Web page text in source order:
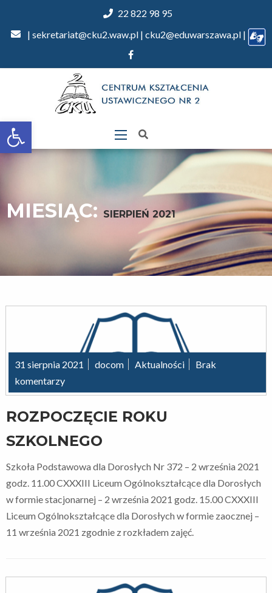
Otwórz
pasek
22 822 98 95
| sekretariat@cku2.waw.pl | cku2@eduwarszawa.pl |
MIESIĄC: SIERPIEŃ 2021
31 sierpnia 2021 docom Aktualności
Brak
komentarzy
ROZPOCZĘCIE ROKU
SZKOLNEGO
Szkoła Podstawowa dla Dorosłych Nr 372 – 2 września 2021
godz. 11.00 CXXXIII Liceum Ogólnokształcące dla Dorosłych
w formie stacjonarnej – 2 września 2021 godz. 15.00 CXXXIII
Liceum Ogólnokształcące dla Dorosłych w formie zaocznej –
11 września 2021 zgodnie z rozkładem zajęć.